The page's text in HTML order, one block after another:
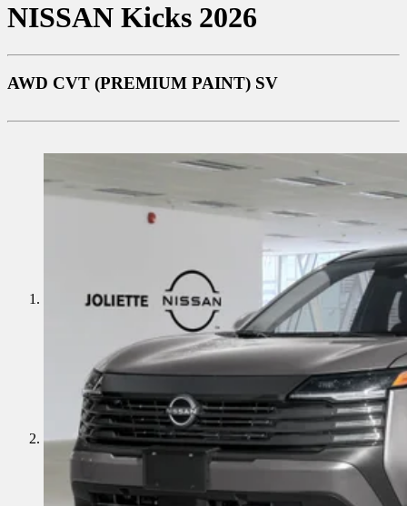
NISSAN Kicks 2026
AWD CVT (PREMIUM PAINT) SV